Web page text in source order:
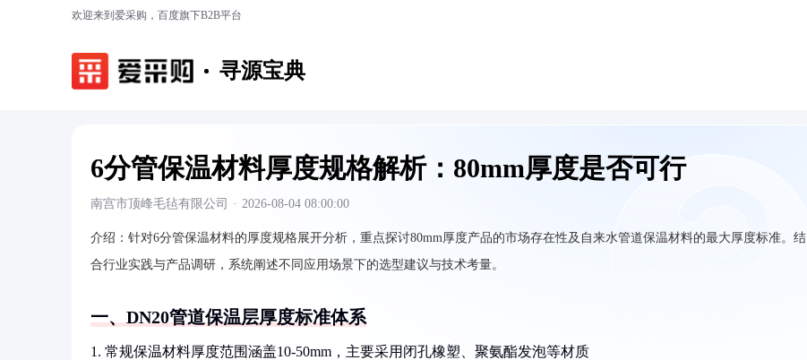
欢迎来到爱采购，百度旗下B2B平台
寻源宝典
6分管保温材料厚度规格解析：80mm厚度是否可行
南宫市顶峰毛毡有限公司 · 2026-08-04 08:00:00
介绍： 针对6分管保温材料的厚度规格展开分析，重点探讨80mm厚度产品的市场存在性及自来水管道保温材料的最大厚度标准。结
合行业实践与产品调研，系统阐述不同应用场景下的选型建议与技术考量。
一、DN20管道保温层厚度标准体系
1. 常规保温材料厚度范围涵盖10-50mm，主要采用闭孔橡塑、聚氨酯发泡等材质